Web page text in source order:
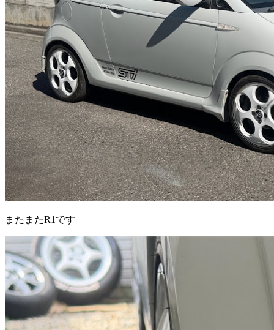
またまたR1です